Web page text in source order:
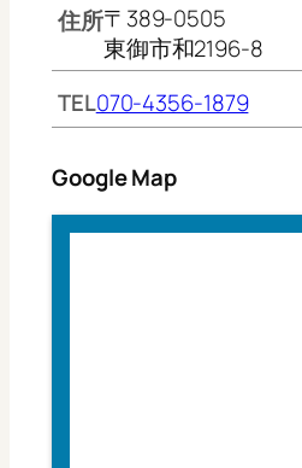
住所〒389-0505
東御市和2196-8
TEL070-4356-1879
Google Map